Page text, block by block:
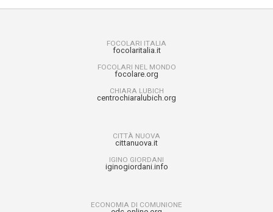
FOCOLARI ITALIA
focolaritalia.it
FOCOLARI NEL MONDO
focolare.org
CHIARA LUBICH
centrochiaralubich.org
CITTÀ NUOVA
cittanuova.it
IGINO GIORDANI
iginogiordani.info
ECONOMIA DI COMUNIONE